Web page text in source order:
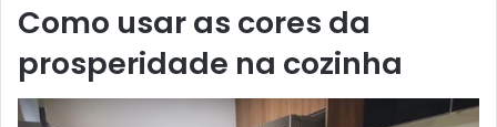
Como usar as cores da
prosperidade na cozinha